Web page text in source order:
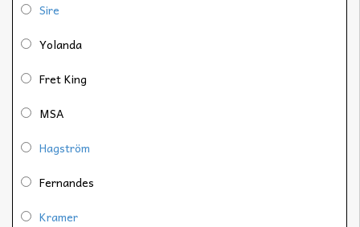
Sire
Yolanda
Fret King
MSA
Hagström
Fernandes
Kramer